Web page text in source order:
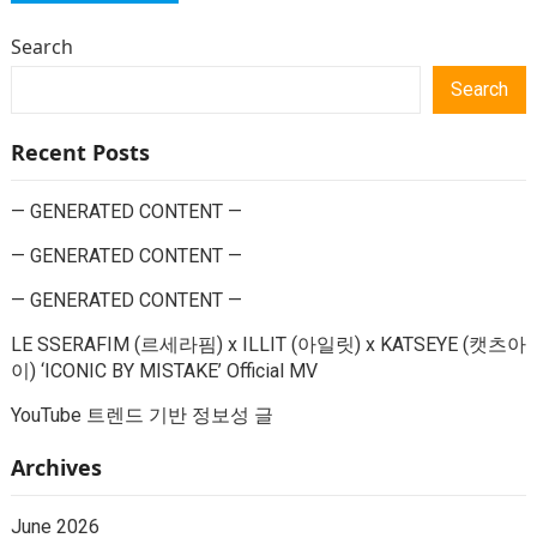
Search
Search
Recent Posts
— GENERATED CONTENT —
— GENERATED CONTENT —
— GENERATED CONTENT —
LE SSERAFIM (르세라핌) x ILLIT (아일릿) x KATSEYE (캣츠아
이) ‘ICONIC BY MISTAKE’ Official MV
YouTube 트렌드 기반 정보성 글
Archives
June 2026